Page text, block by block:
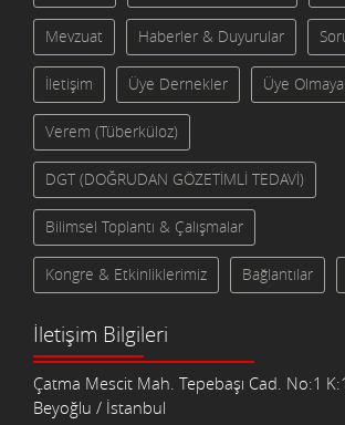
Mevzuat Haberler & Duyurular
İletişim Üye Dernekler Üye
Verem (Tüberküloz)
DGT (DOĞRUDAN GÖZETİMLİ TEDAVİ)
Bilimsel Toplantı & Çalışmalar
Kongre & Etkinliklerimiz Bağlantılar
İletişim Bilgileri
Çatma Mescit Mah. Tepebaşı Cad. No:1
Beyoğlu / İstanbul